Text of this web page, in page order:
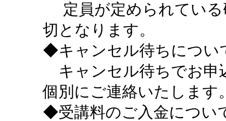
定員が定められている
切となります。
◆キャンセル待ちについ
キャンセル待ちでお申
個別にご連絡いたします
◆受講料のご入金につい